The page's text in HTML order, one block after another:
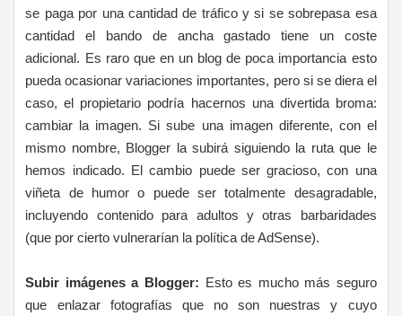
se paga por una cantidad de tráfico y si se sobrepasa esa
cantidad el bando de ancha gastado tiene un coste
adicional. Es raro que en un blog de poca importancia esto
pueda ocasionar variaciones importantes, pero si se diera el
caso, el propietario podría hacernos una divertida broma:
cambiar la imagen. Si sube una imagen diferente, con el
mismo nombre, Blogger la subirá siguiendo la ruta que le
hemos indicado. El cambio puede ser gracioso, con una
viñeta de humor o puede ser totalmente desagradable,
incluyendo contenido para adultos y otras barbaridades
(que por cierto vulnerarían la política de AdSense).
Subir imágenes a Blogger: Esto es mucho más seguro
que enlazar fotografías que no son nuestras y cuyo